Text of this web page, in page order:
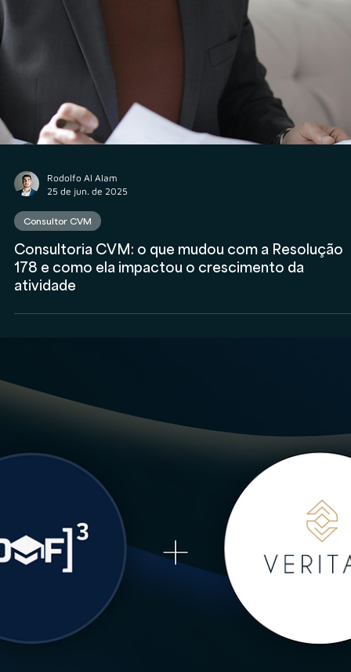
Consultoria CVM Pessoa Jurídica: os dados, as
vantagens e o papel da estrutura societária
Rodolfo Al Alam
25 de jun. de 2025